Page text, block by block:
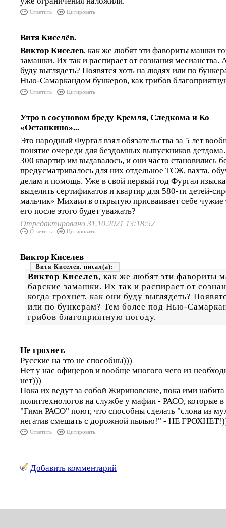
Ответить Цитировать
Витя Киселёв.
Виктор Киселев, как же любят эти фавориты машки
замашки. Их так и распирает от сознания месианства.
буду выглядеть? Появятся хоть на людях или по
Нью-Самаркандом бункеров, как грибов
Ответить Цитировать
Утро в сосуновом бреду Кремля, Следкома и Ко
«Останкино»...
Это народный Фургал взял обязательства за 5 лет
понятие очереди для бездомных выпускников
300 квартир им выдавалось, и они часто становились
предусматривалось для них отдельное ТСЖ, вахта,
делам и помощь. Уже в свой первый год Фургал
выделить сертификатов и квартир для 580-ти детей-
мальчик» Михаил в открытую присваивает себе
его после этого будет уважать?
Отредактировано 31.10.2021 13:18:52
Ответить Цитировать
Виктор Киселев
Витя Киселёв.
Виктор Киселев, как же любят эти фавориты
барские замашки. Их так и распирает от
когда грохнет, как они буду выглядеть?
или по бункерам? Тем более под Нью-
грибов благоприятную погоду.
Не грохнет.
Русские на это не способны)))
Нет у нас офицеров и вообще многого чего из
нет)))
Пока их ведут за собой Жириновские, пока ими набита
политтехнологов на службе у мафии - РАСО, которые
"Гимн РАСО" поют, что способны сделать "слона из
негатив смешать с дорожной пылью!" - НЕ
Ответить Цитировать
Добавить комментарий